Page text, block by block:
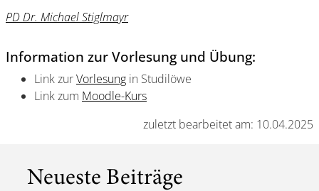
PD Dr. Michael Stiglmayr
Information zur Vorlesung und Übung:
Link zurVorlesung in Studilöwe
Link zum Moodle-Kurs
zuletzt bearbeitet am: 10.04.2025
Neueste Beiträge